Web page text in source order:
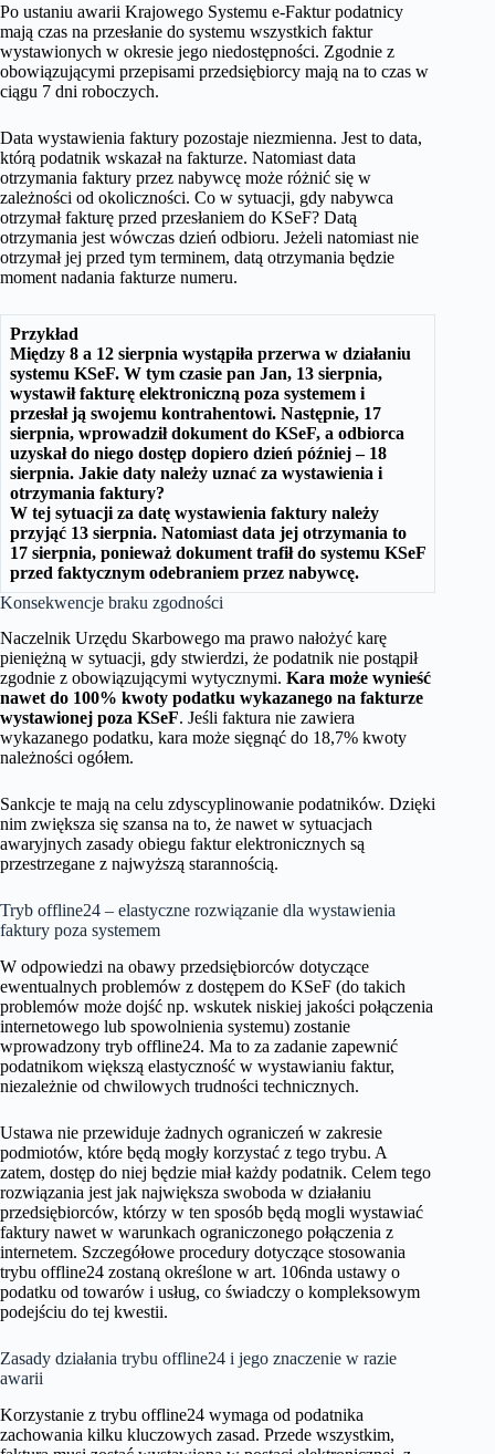
Po ustaniu awarii Krajowego Systemu e-Faktur podatnicy
mają czas na przesłanie do systemu wszystkich faktur
wystawionych w okresie jego niedostępności. Zgodnie z
obowiązującymi przepisami przedsiębiorcy mają na to czas w
ciągu 7 dni roboczych.
Data wystawienia faktury pozostaje niezmienna. Jest to data,
którą podatnik wskazał na fakturze. Natomiast data
otrzymania faktury przez nabywcę może różnić się w
zależności od okoliczności. Co w sytuacji, gdy nabywca
otrzymał fakturę przed przesłaniem do KSeF? Datą
otrzymania jest wówczas dzień odbioru. Jeżeli natomiast nie
otrzymał jej przed tym terminem, datą otrzymania będzie
moment nadania fakturze numeru.
Przykład
Między 8 a 12 sierpnia wystąpiła przerwa w działaniu
systemu KSeF. W tym czasie pan Jan, 13 sierpnia,
wystawił fakturę elektroniczną poza systemem i
przesłał ją swojemu kontrahentowi. Następnie, 17
sierpnia, wprowadził dokument do KSeF, a odbiorca
uzyskał do niego dostęp dopiero dzień później – 18
sierpnia. Jakie daty należy uznać za wystawienia i
otrzymania faktury?
W tej sytuacji za datę wystawienia faktury należy
przyjąć 13 sierpnia. Natomiast data jej otrzymania to
17 sierpnia, ponieważ dokument trafił do systemu KSeF
przed faktycznym odebraniem przez nabywcę.
Konsekwencje braku zgodności
Naczelnik Urzędu Skarbowego ma prawo nałożyć karę
pieniężną w sytuacji, gdy stwierdzi, że podatnik nie postąpił
zgodnie z obowiązującymi wytycznymi. Kara może wynieść
nawet do 100% kwoty podatku wykazanego na fakturze
wystawionej poza KSeF. Jeśli faktura nie zawiera
wykazanego podatku, kara może sięgnąć do 18,7% kwoty
należności ogółem.
Sankcje te mają na celu zdyscyplinowanie podatników. Dzięki
nim zwiększa się szansa na to, że nawet w sytuacjach
awaryjnych zasady obiegu faktur elektronicznych są
przestrzegane z najwyższą starannością.
Tryb offline24 – elastyczne rozwiązanie dla wystawienia
faktury poza systemem
W odpowiedzi na obawy przedsiębiorców dotyczące
ewentualnych problemów z dostępem do KSeF (do takich
problemów może dojść np. wskutek niskiej jakości połączenia
internetowego lub spowolnienia systemu) zostanie
wprowadzony tryb offline24. Ma to za zadanie zapewnić
podatnikom większą elastyczność w wystawianiu faktur,
niezależnie od chwilowych trudności technicznych.
Ustawa nie przewiduje żadnych ograniczeń w zakresie
podmiotów, które będą mogły korzystać z tego trybu. A
zatem, dostęp do niej będzie miał każdy podatnik. Celem tego
rozwiązania jest jak największa swoboda w działaniu
przedsiębiorców, którzy w ten sposób będą mogli wystawiać
faktury nawet w warunkach ograniczonego połączenia z
internetem. Szczegółowe procedury dotyczące stosowania
trybu offline24 zostaną określone w art. 106nda ustawy o
podatku od towarów i usług, co świadczy o kompleksowym
podejściu do tej kwestii.
Zasady działania trybu offline24 i jego znaczenie w razie
awarii
Korzystanie z trybu offline24 wymaga od podatnika
zachowania kilku kluczowych zasad. Przede wszystkim,